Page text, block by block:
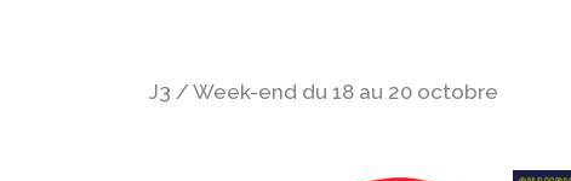
J3 / Week-end du 18 au 20 octobre